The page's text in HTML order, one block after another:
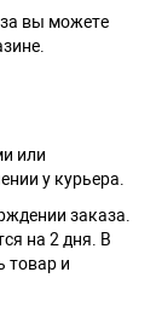
вы можете
или
у курьера.
заказа.
на 2 дня. В
товар и